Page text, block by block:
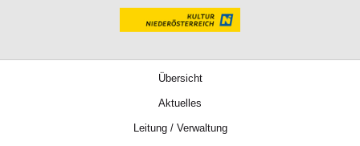
Übersicht
Aktuelles
Leitung / Verwaltung